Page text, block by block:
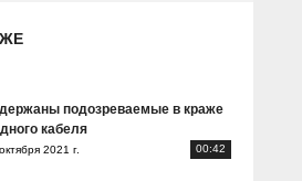
подозреваемые в краже
кабеля
2021 г. 00:42